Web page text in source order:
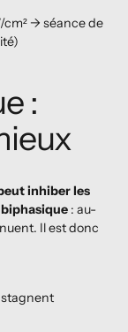
cm² → séance de
:
inhiber les
: au-
Il est donc